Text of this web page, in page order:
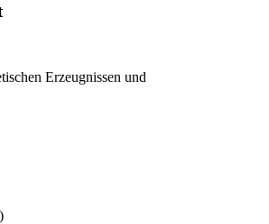
Erzeugnissen und
)